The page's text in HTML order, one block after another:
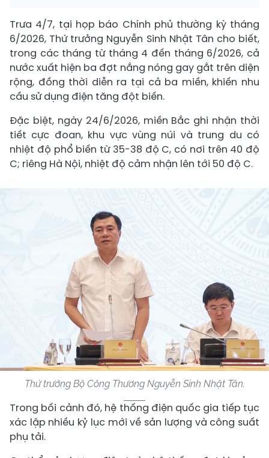
Trưa 4/7, tại họp báo Chính phủ thường kỳ tháng
6/2026, Thứ trưởng Nguyễn Sinh Nhật Tân cho biết,
trong các tháng từ tháng 4 đến tháng 6/2026, cả
nước xuất hiện ba đợt nắng nóng gay gắt trên diện
rộng, đồng thời diễn ra tại cả ba miền, khiến nhu
cầu sử dụng điện tăng đột biến.
Đặc biệt, ngày 24/6/2026, miền Bắc ghi nhận thời
tiết cực đoan, khu vực vùng núi và trung du có
nhiệt độ phổ biến từ 35-38 độ C, có nơi trên 40 độ
C; riêng Hà Nội, nhiệt độ cảm nhận lên tới 50 độ C.
Thứ trưởng Bộ Công Thương Nguyễn Sinh Nhật Tân.
Trong bối cảnh đó, hệ thống điện quốc gia tiếp tục
xác lập nhiều kỷ lục mới về sản lượng và công suất
phụ tải.